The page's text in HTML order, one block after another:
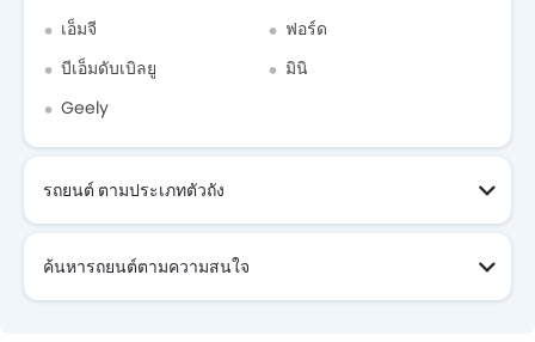
เอ็มจี
ฟอร์ด
บีเอ็มดับเบิลยู
มินิ
Geely
รถยนต์ ตามประเภทตัวถัง
ค้นหารถยนต์ตามความสนใจ